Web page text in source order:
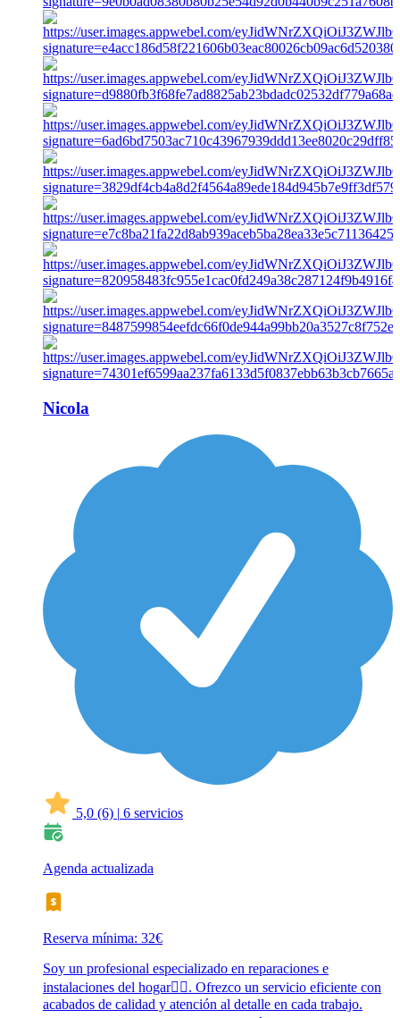
Nicola
5,0 (6) | 6 servicios
Agenda actualizada
Reserva mínima: 32€
Soy un profesional especializado en reparaciones e
instalaciones del hogar👷‍♂️. Ofrezco un servicio eficiente con
acabados de calidad y atención al detalle en cada trabajo.